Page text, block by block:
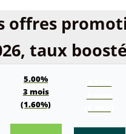
offres
taux
5.00%
3 mois
(1.60%)